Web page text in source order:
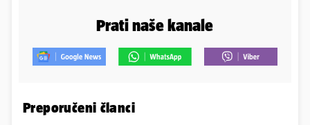
Prati naše kanale
Preporučeni članci